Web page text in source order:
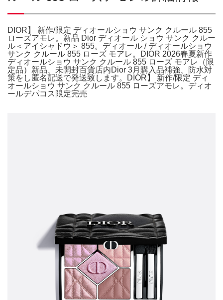
DIOR】 新作/限定 ディオールショウ サンク クルール 855
ローズアモレ。新品 Dior ディオール ショウ サンク クルー
ル＜アイシャドウ＞ 855。ディオール / ディオールショウ
サンク クルール 855 ローズ モアレ。DIOR 2026春夏新作
ディオールショウ サンク クルール 855 ローズ モアレ（限
定品）新品、未開封百貨店内Dior 3月購入品補強、防水対
策をし匿名配送で発送致します。DIOR】 新作/限定 ディ
オールショウ サンク クルール 855 ローズアモレ。ディオ
ールデパコス限定完売